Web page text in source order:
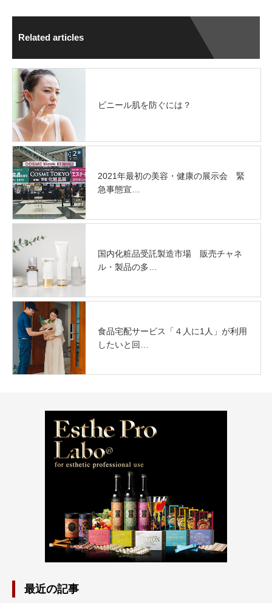
Related articles
ビニール肌を防ぐには？
2021年最初の美容・健康の展示会 緊
急事態宣…
国内化粧品受託製造市場 販売チャネ
ル・製品の多…
食品宅配サービス「４人に1人」が利用
したいと回…
最近の記事